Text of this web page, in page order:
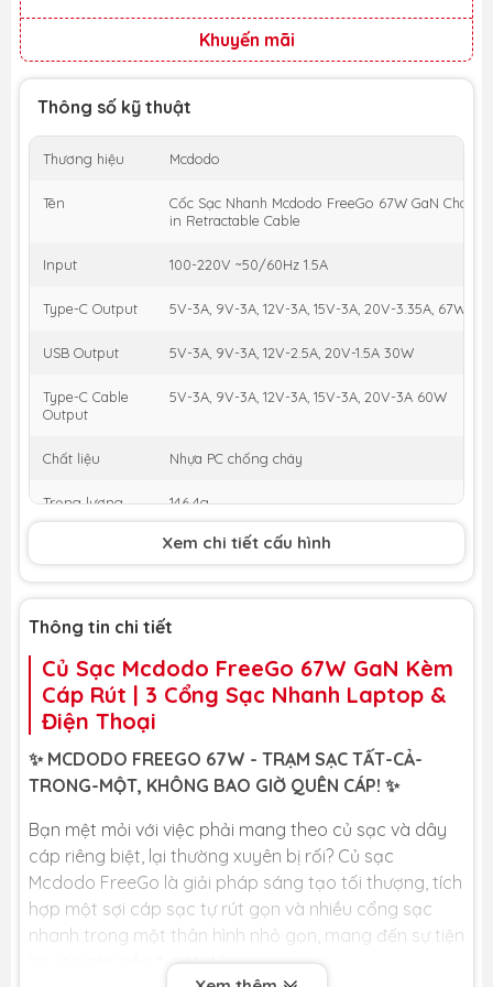
Khuyến mãi
Thông số kỹ thuật
Thương hiệu Mcdodo
Tên
Cốc Sạc Nhanh Mcdodo FreeGo 67W GaN
in Retractable Cable
Input 100-220V ~50/60Hz 1.5A
Type-C Output 5V-3A, 9V-3A, 12V-3A, 15V-3A, 20V-3.35A, 67W
USB Output 5V-3A, 9V-3A, 12V-2.5A, 20V-1.5A 30W
Type-C Cable
Output
5V-3A, 9V-3A, 12V-3A, 15V-3A, 20V-3A 60W
Chất liệu Nhựa PC chống cháy
Trọng lượng 146.4g
Xem chi tiết cấu hình
Thông tin chi tiết
Củ Sạc Mcdodo FreeGo 67W GaN Kèm
Cáp Rút | 3 Cổng Sạc Nhanh Laptop &
Điện Thoại
✨ MCDODO FREEGO 67W - TRẠM SẠC TẤT-CẢ-
TRONG-MỘT, KHÔNG BAO GIỜ QUÊN CÁP! ✨
Bạn mệt mỏi với việc phải mang theo củ sạc và dây
cáp riêng biệt, lại thường xuyên bị rối? Củ sạc
Mcdodo FreeGo là giải pháp sáng tạo tối thượng, tích
hợp một sợi cáp sạc tự rút gọn và nhiều cổng sạc
nhanh trong một thân hình nhỏ gọn, mang đến sự tiện
lợi và ngăn nắp tuyệt đối.